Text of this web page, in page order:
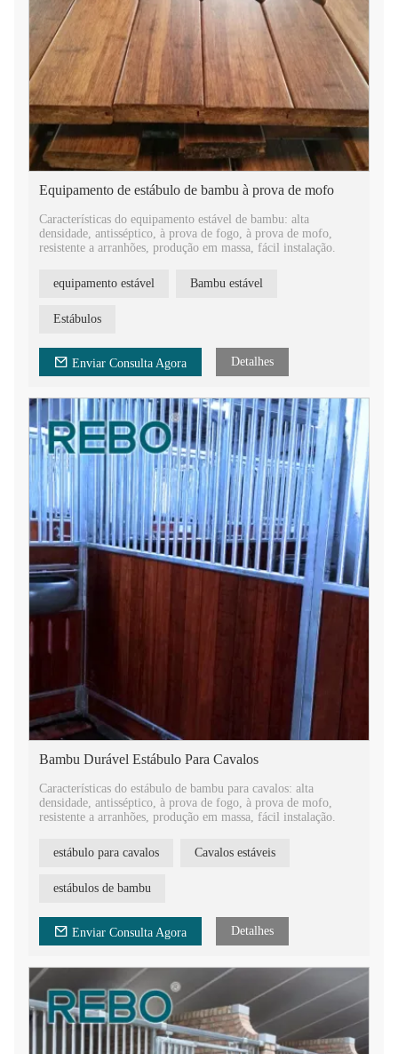
Equipamento de estábulo de bambu à prova de mofo
Características do equipamento estável de bambu: alta
densidade, antisséptico, à prova de fogo, à prova de mofo,
resistente a arranhões, produção em massa, fácil instalação.
equipamento estável Bambu estável
Estábulos
Enviar Consulta Agora Detalhes
Bambu Durável Estábulo Para Cavalos
Características do estábulo de bambu para cavalos: alta
densidade, antisséptico, à prova de fogo, à prova de mofo,
resistente a arranhões, produção em massa, fácil instalação.
estábulo para cavalos Cavalos estáveis
estábulos de bambu
Enviar Consulta Agora Detalhes